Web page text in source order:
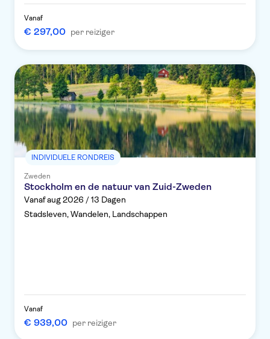
Vanaf
€ 297,00 per reiziger
INDIVIDUELE RONDREIS
Zweden
Stockholm en de natuur van Zuid-Zweden
Vanaf aug 2026 / 13 Dagen
Stadsleven, Wandelen, Landschappen
Vanaf
€ 939,00 per reiziger